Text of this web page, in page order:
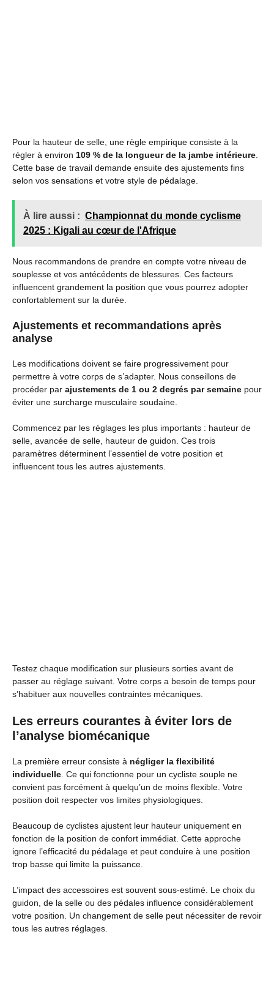
Pour la hauteur de selle, une règle empirique consiste à la
régler à environ 109 % de la longueur de la jambe intérieure
Cette base de travail demande ensuite des ajustements fins
selon vos sensations et votre style de pédalage.
À lire aussi : Championnat du monde cyclisme
2025 : Kigali au cœur de l'Afrique
Nous recommandons de prendre en compte votre niveau de
souplesse et vos antécédents de blessures. Ces facteurs
influencent grandement la position que vous pourrez adopter
confortablement sur la durée.
Ajustements et recommandations après
analyse
Les modifications doivent se faire progressivement pour
permettre à votre corps de s’adapter. Nous conseillons de
procéder par ajustements de 1 ou 2 degrés par semaine pour
éviter une surcharge musculaire soudaine.
Commencez par les réglages les plus importants : hauteur de
selle, avancée de selle, hauteur de guidon. Ces trois
paramètres déterminent l’essentiel de votre position et
influencent tous les autres ajustements.
Testez chaque modification sur plusieurs sorties avant de
passer au réglage suivant. Votre corps a besoin de temps pour
s’habituer aux nouvelles contraintes mécaniques.
Les erreurs courantes à éviter lors de
l’analyse biomécanique
La première erreur consiste à négliger la flexibilité
individuelle . Ce qui fonctionne pour un cycliste souple ne
convient pas forcément à quelqu’un de moins flexible. Votre
position doit respecter vos limites physiologiques.
Beaucoup de cyclistes ajustent leur hauteur uniquement en
fonction de la position de confort immédiat. Cette approche
ignore l’efficacité du pédalage et peut conduire à une position
trop basse qui limite la puissance.
L’impact des accessoires est souvent sous-estimé. Le choix du
guidon, de la selle ou des pédales influence considérablement
votre position. Un changement de selle peut nécessiter de revoir
tous les autres réglages.